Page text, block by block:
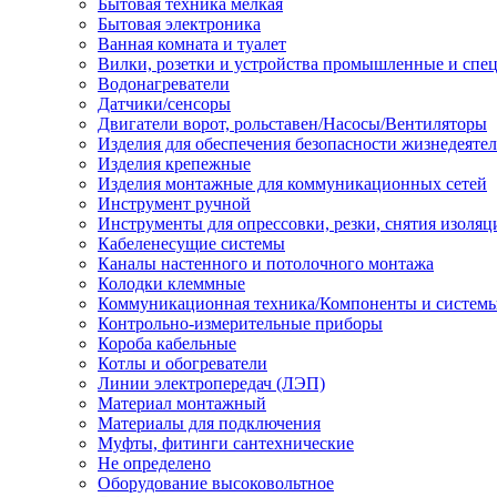
Бытовая техника мелкая
Бытовая электроника
Ванная комната и туалет
Вилки, розетки и устройства промышленные и
Водонагреватели
Датчики/сенсоры
Двигатели ворот, рольставен/Насосы/Вентиляторы
Изделия для обеспечения безопасности
Изделия крепежные
Изделия монтажные для коммуникационных сетей
Инструмент ручной
Инструменты для опрессовки, резки, снятия
Кабеленесущие системы
Каналы настенного и потолочного монтажа
Колодки клеммные
Коммуникационная техника/Компоненты и
Контрольно-измерительные приборы
Короба кабельные
Котлы и обогреватели
Линии электропередач (ЛЭП)
Материал монтажный
Материалы для подключения
Муфты, фитинги сантехнические
Не определено
Оборудование высоковольтное